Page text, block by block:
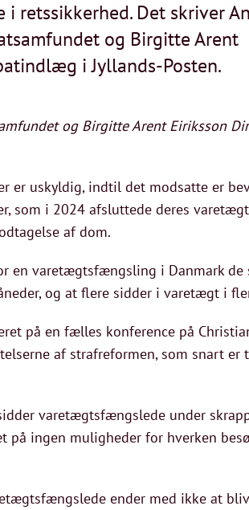
retssikkerhed. Det skriver
og Birgitte Arent
i Jyllands-Posten.
og Birgitte Arent Eiriksson
er uskyldig, indtil det modsatte er
som i 2024 afsluttede deres
af dom.
en varetægtsfængsling i Danmark de
og at flere sidder i varetægt i
på en fælles konference på
af strafreformen, som snart er
varetægtsfængslede under
ingen muligheder for hverken
ender med ikke at